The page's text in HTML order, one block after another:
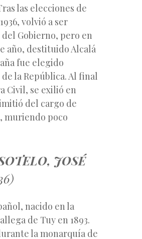
las elecciones de
volvió a ser
Gobierno, pero en
año, destituido Alcalá
fue elegido
la República. Al final
Civil, se exilió en
del cargo de
muriendo poco
JOSÉ
nacido en la
de Tuy en 1893.
la monarquía de